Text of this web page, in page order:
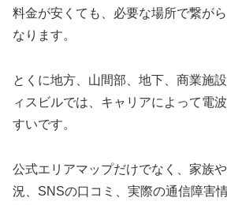
料金が安くても、必要な場所で繋が
なります。
とくに地方、山間部、地下、商業施
ィスビルでは、キャリアによって電
すいです。
公式エリアマップだけでなく、家族
況、SNSの口コミ、実際の通信障害